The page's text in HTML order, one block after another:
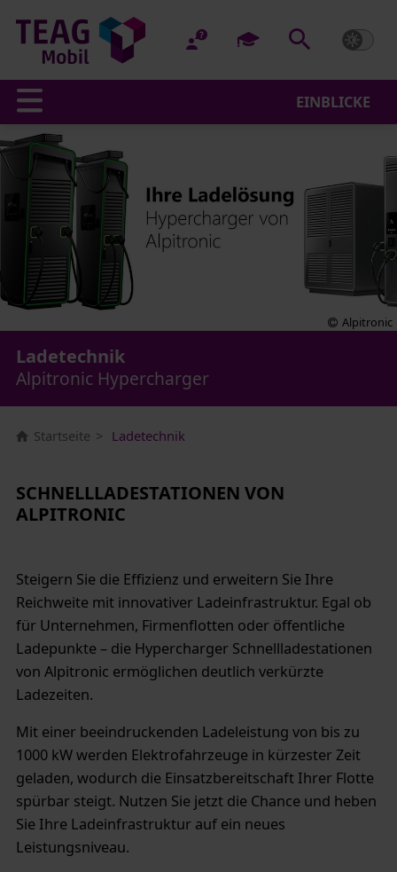
EINBLICKE
Alpitronic
Ladetechnik
Alpitronic Hypercharger
Startseite Ladetechnik
SCHNELLLADESTATIONEN VON
ALPITRONIC
Steigern Sie die Effizienz und erweitern Sie Ihre
Reichweite mit innovativer Ladeinfrastruktur. Egal ob
für Unternehmen, Firmenflotten oder öffentliche
Ladepunkte – die Hypercharger Schnellladestationen
von Alpitronic ermöglichen deutlich verkürzte
Ladezeiten.
Mit einer beeindruckenden Ladeleistung von bis zu
1000 kW werden Elektrofahrzeuge in kürzester Zeit
geladen, wodurch die Einsatzbereitschaft Ihrer Flotte
spürbar steigt. Nutzen Sie jetzt die Chance und heben
Sie Ihre Ladeinfrastruktur auf ein neues
Leistungsniveau.